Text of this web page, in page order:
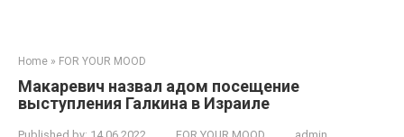
Home » FOR YOUR MOOD
Макаревич назвал адом посещение
выступления Галкина в Израиле